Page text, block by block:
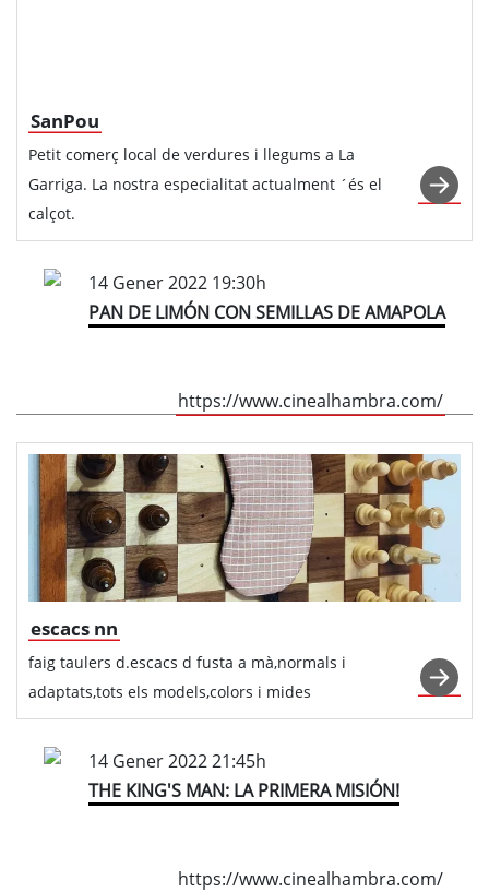
SanPou
Petit comerç local de verdures i llegums a La
Garriga. La nostra especialitat actualment ´és el
calçot.
14 Gener 2022 19:30h
PAN DE LIMÓN CON SEMILLAS DE AMAPOLA
https://www.cinealhambra.com/
escacs nn
faig taulers d.escacs d fusta a mà,normals i
adaptats,tots els models,colors i mides
14 Gener 2022 21:45h
THE KING'S MAN: LA PRIMERA MISIÓN!
https://www.cinealhambra.com/